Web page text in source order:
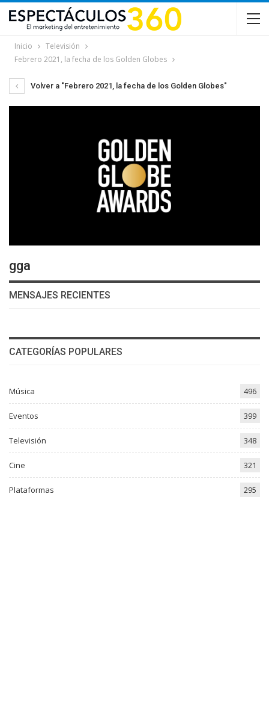
Inicio
Televisión
Febrero 2021, la fecha de los Golden Globes
Volver a "Febrero 2021, la fecha de los Golden Globes"
gga
MENSAJES RECIENTES
CATEGORÍAS POPULARES
Música 496
Eventos 399
Televisión 348
Cine 321
Plataformas 295